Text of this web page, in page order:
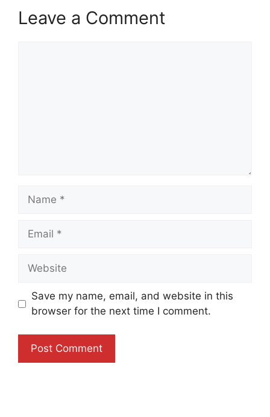
Leave a Comment
Name
Email
Website
Save my name, email, and website in this
browser for the next time I comment.